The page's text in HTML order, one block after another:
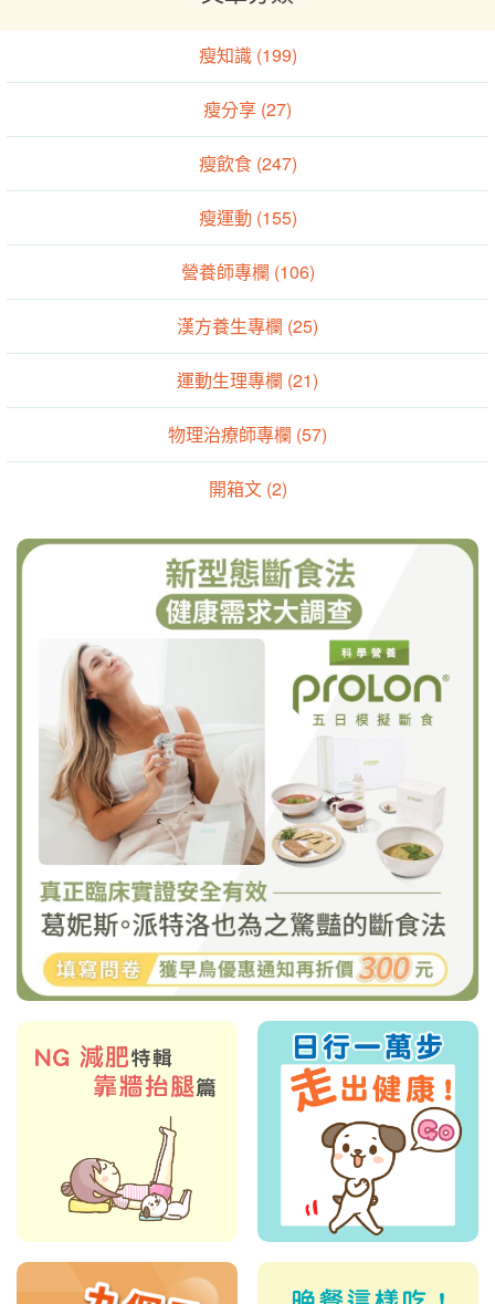
瘦知識 (199)
瘦分享 (27)
瘦飲食 (247)
瘦運動 (155)
營養師專欄 (106)
漢方養生專欄 (25)
運動生理專欄 (21)
物理治療師專欄 (57)
開箱文 (2)